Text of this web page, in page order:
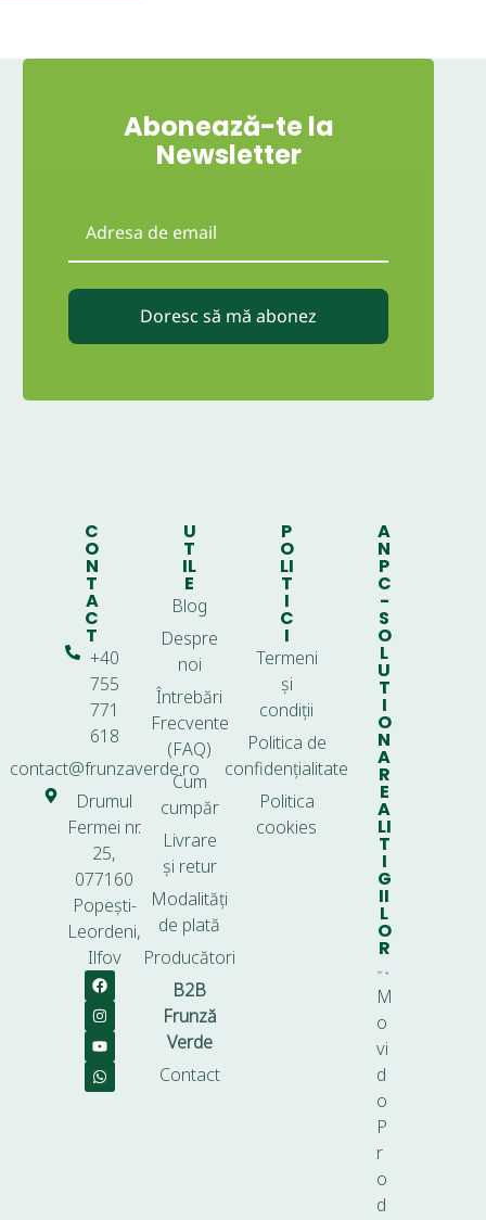
Abonează-te la
Newsletter
Doresc să mă abonez
C
O
N
T
A
C
T
+40
755
771
618
contact@frunzaverde.ro
Drumul
Fermei nr.
25,
077160
Popești-
Leordeni,
Ilfov
U
T
IL
E
Blog
Despre
noi
Întrebări
Frecvente
(FAQ)
Cum
cumpăr
Livrare
și retur
Modalități
de plată
Producători
B2B
Frunză
Verde
Contact
P
O
LI
T
I
C
I
Termeni
și
condiții
Politica de
confidențialitate
Politica
cookies
A
N
P
C
-
S
O
L
U
T
I
O
N
A
R
E
A
LI
T
I
G
II
L
O
R
M
o
vi
d
o
P
r
o
d